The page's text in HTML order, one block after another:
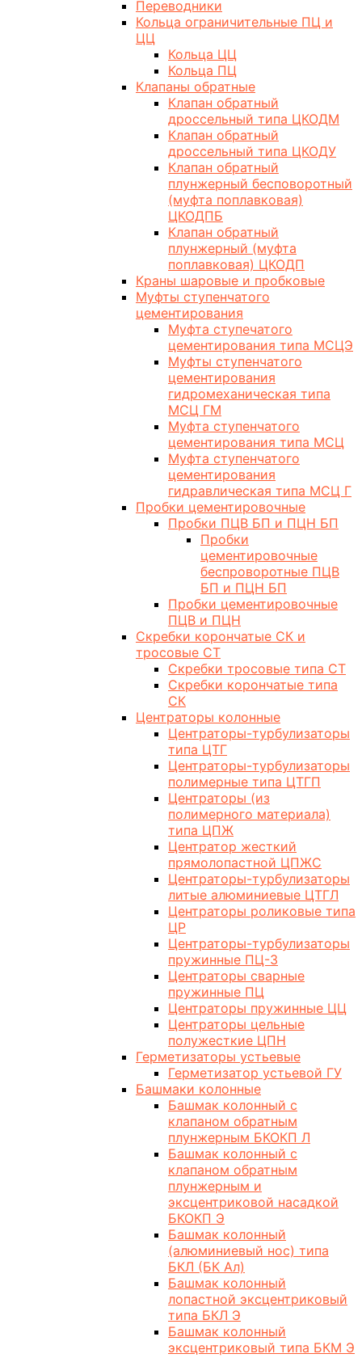
Переводники
Кольца ограничительные ПЦ и
ЦЦ
Кольца ЦЦ
Кольца ПЦ
Клапаны обратные
Клапан обратный
дроссельный типа ЦКОДМ
Клапан обратный
дроссельный типа ЦКОДУ
Клапан обратный
плунжерный бесповоротный
(муфта поплавковая)
ЦКОДПБ
Клапан обратный
плунжерный (муфта
поплавковая) ЦКОДП
Краны шаровые и пробковые
Муфты ступенчатого
цементирования
Муфта ступечатого
цементирования типа МСЦЭ
Муфты ступенчатого
цементирования
гидромеханическая типа
МСЦ ГМ
Муфта ступенчатого
цементирования типа МСЦ
Муфта ступенчатого
цементирования
гидравлическая типа МСЦ Г
Пробки цементировочные
Пробки ПЦВ БП и ПЦН БП
Пробки
цементировочные
беспроворотные ПЦВ
БП и ПЦН БП
Пробки цементировочные
ПЦВ и ПЦН
Скребки корончатые СК и
тросовые СТ
Скребки тросовые типа СТ
Скребки корончатые типа
СК
Центраторы колонные
Центраторы-турбулизаторы
типа ЦТГ
Центраторы-турбулизаторы
полимерные типа ЦТГП
Центраторы (из
полимерного материала)
типа ЦПЖ
Центратор жесткий
прямолопастной ЦПЖС
Центраторы-турбулизаторы
литые алюминиевые ЦТГЛ
Центраторы роликовые типа
ЦР
Центраторы-турбулизаторы
пружинные ПЦ-3
Центраторы сварные
пружинные ПЦ
Центраторы пружинные ЦЦ
Центраторы цельные
полужесткие ЦПН
Герметизаторы устьевые
Герметизатор устьевой ГУ
Башмаки колонные
Башмак колонный с
клапаном обратным
плунжерным БКОКП Л
Башмак колонный с
клапаном обратным
плунжерным и
эксцентриковой насадкой
БКОКП Э
Башмак колонный
(алюминиевый нос) типа
БКЛ (БК Ал)
Башмак колонный
лопастной эксцентриковый
типа БКЛ Э
Башмак колонный
эксцентриковый типа БКМ Э